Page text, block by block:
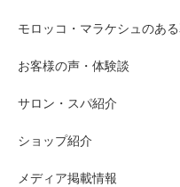
モロッコ・マラケシュのあ
お客様の声・体験談
サロン・スパ紹介
ショップ紹介
メディア掲載情報